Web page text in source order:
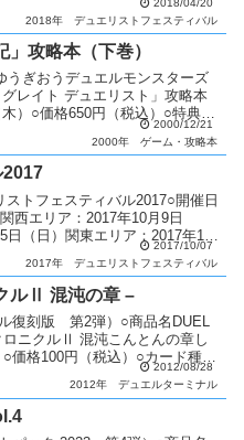
2018年
デュエリストフェスティバル
」攻略本（下巻）
うぎおうデュエルモンスターズ
レイト デュエリスト」攻略本
）○価格650円（税込）○特典カ
2000/12/21
2000年
ゲーム・攻略本
2017
トフェスティバル2017○開催日
西エリア：2017年10月9日
日（日）関東エリア：2017年10
2017/10/07
2017年
デュエリストフェスティバル
ルⅡ 混沌の章 –
復刻版 第2弾）○商品名DUEL
ニクルⅡ 混沌こんとんの章し
価格100円（税込）○カード種類
2012/08/28
2012年
デュエルターミナル